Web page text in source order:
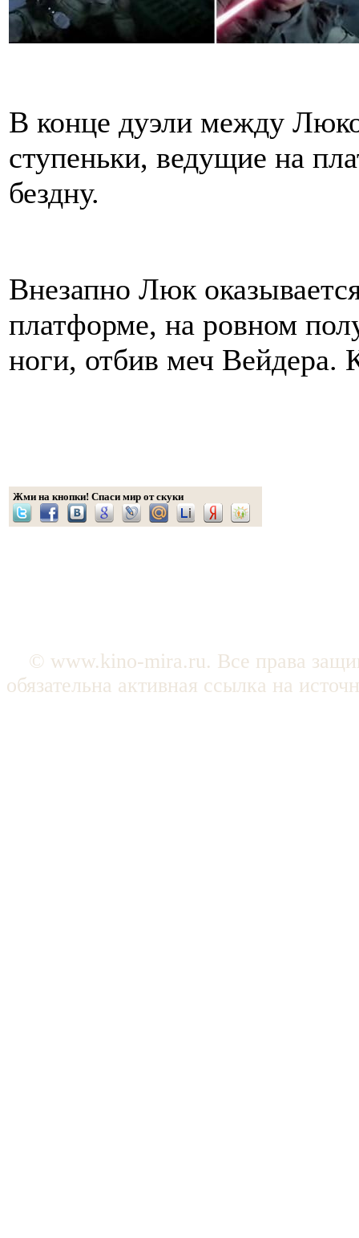
В конце дуэли между
ступеньки, ведущие на
бездну.
Внезапно Люк
платформе, на ровном
ноги, отбив меч Вейдера.
Жми на кнопки! Спаси мир от скуки
© www.kino-mira.ru. Все права
обязательна активная ссылка на